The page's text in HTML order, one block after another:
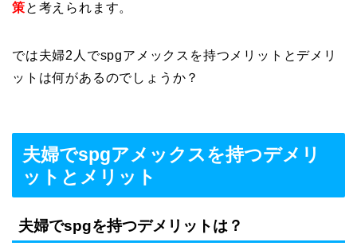
策と考えられます。
では夫婦2人でspgアメックスを持つメリットとデメリ
ットは何があるのでしょうか？
夫婦でspgアメックスを持つデメリ
ットとメリット
夫婦でspgを持つデメリットは？